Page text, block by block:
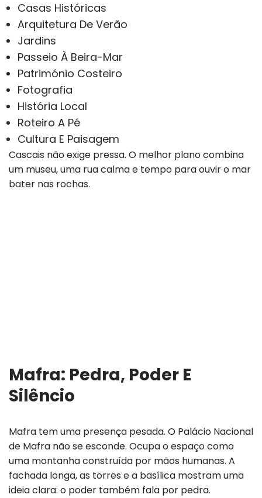
Casas Históricas
Arquitetura De Verão
Jardins
Passeio À Beira-Mar
Património Costeiro
Fotografia
História Local
Roteiro A Pé
Cultura E Paisagem
Cascais não exige pressa. O melhor plano combina
um museu, uma rua calma e tempo para ouvir o mar
bater nas rochas.
Mafra: Pedra, Poder E
Silêncio
Mafra tem uma presença pesada. O Palácio Nacional
de Mafra não se esconde. Ocupa o espaço como
uma montanha construída por mãos humanas. A
fachada longa, as torres e a basílica mostram uma
ideia clara: o poder também fala por pedra.